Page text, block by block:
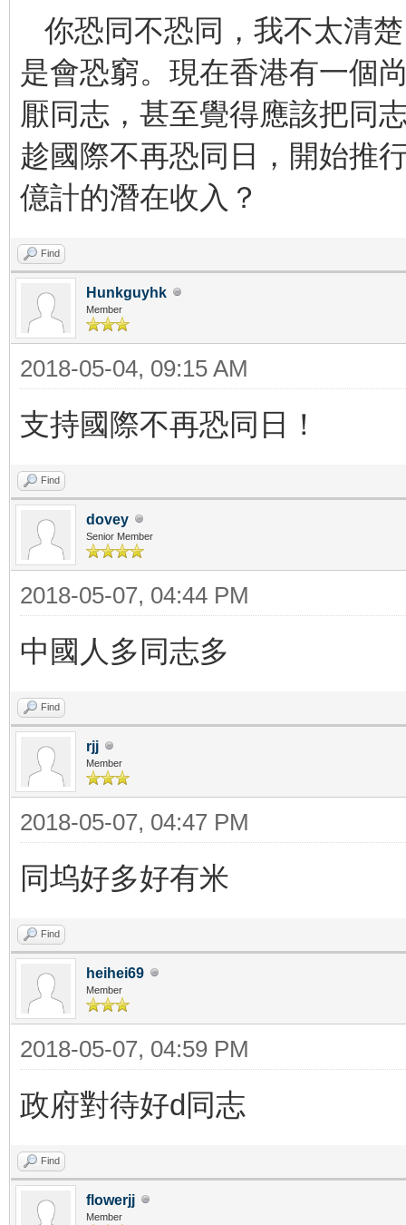
你恐同不恐同，我不太清
是會恐窮。現在香港有一個
厭同志，甚至覺得應該把同
趁國際不再恐同日，開始推
億計的潛在收入？
Find
Hunkguyhk
Member
2018-05-04, 09:15 AM
支持國際不再恐同日！
Find
dovey
Senior Member
2018-05-07, 04:44 PM
中國人多同志多
Find
rjj
Member
2018-05-07, 04:47 PM
同坞好多好有米
Find
heihei69
Member
2018-05-07, 04:59 PM
政府對待好d同志
Find
flowerjj
Member